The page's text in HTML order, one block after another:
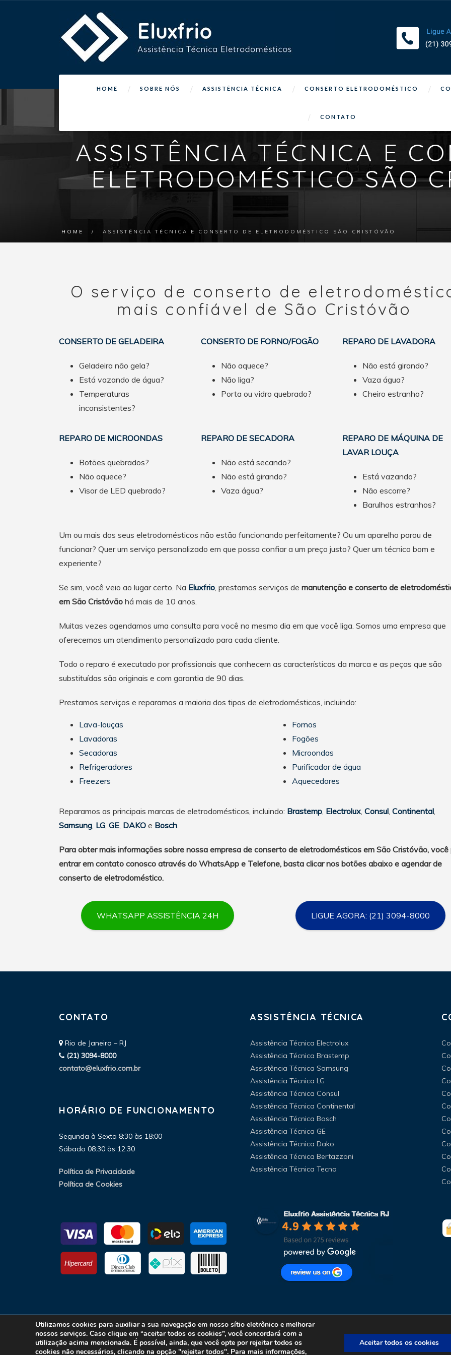
HOME SOBRE NÓS ASSISTÊNCIA TÉCNICA CONSERTO ELETRODOMÉSTICO
CONTATO
ASSISTÊNCIA TÉCNICA E
ELETRODOMÉSTICO SÃO
HOME / ASSISTÊNCIA TÉCNICA E CONSERTO DE ELETRODOMÉSTICO SÃO CRISTÓVÃO
O serviço de conserto de
mais confiável de São Cristóvão
CONSERTO DE GELADEIRA
Geladeira não gela?
Está vazando de água?
Temperaturas
inconsistentes?
CONSERTO DE FORNO/FOGÃO
Não aquece?
Não liga?
Porta ou vidro quebrado?
REPARO DE LAVADORA
Não está girando?
Vaza água?
Cheiro estranho?
REPARO DE MICROONDAS
Botões quebrados?
Não aquece?
Visor de LED quebrado?
REPARO DE SECADORA
Não está secando?
Não está girando?
Vaza água?
REPARO DE MÁQUINA DE
LAVAR LOUÇA
Está vazando?
Não escorre?
Barulhos estranhos?
Um ou mais dos seus eletrodomésticos não estão funcionando perfeitamente? Ou um aparelho parou de
funcionar? Quer um serviço personalizado em que possa confiar a um preço justo? Quer um técnico bom e
experiente?
Se sim, você veio ao lugar certo. Na Eluxfrio, prestamos serviços de manutenção e conserto de
em São Cristóvão há mais de 10 anos.
Muitas vezes agendamos uma consulta para você no mesmo dia em que você liga. Somos uma empresa que
oferecemos um atendimento personalizado para cada cliente.
Todo o reparo é executado por profissionais que conhecem as características da marca e as peças que são
substituídas são originais e com garantia de 90 dias.
Prestamos serviços e reparamos a maioria dos tipos de eletrodomésticos, incluindo:
Lava-louças
Lavadoras
Secadoras
Refrigeradores
Freezers
Fornos
Fogões
Microondas
Purificador de água
Aquecedores
Reparamos as principais marcas de eletrodomésticos, incluindo: Brastemp, Electrolux, Consul, Continental,
Samsung, LG, GE, DAKO e Bosch.
Para obter mais informações sobre nossa empresa de conserto de eletrodomésticos em São Cristóvão, você
entrar em contato conosco através do WhatsApp e Telefone, basta clicar nos botões abaixo e agendar de
conserto de eletrodoméstico.
WHATSAPP ASSISTÊNCIA 24H LIGUE AGORA: (21) 3094-8000
CONTATO
Rio de Janeiro – RJ
(21) 3094-8000
contato@eluxfrio.com.br
HORÁRIO DE FUNCIONAMENTO
Segunda à Sexta 8:30 às 18:00
Sábado 08:30 às 12:30
Política de Privacidade
Política de Cookies
ASSISTÊNCIA TÉCNICA
Assistência Técnica Electrolux
Assistência Técnica Brastemp
Assistência Técnica Samsung
Assistência Técnica LG
Assistência Técnica Consul
Assistência Técnica Continental
Assistência Técnica Bosch
Assistência Técnica GE
Assistência Técnica Dako
Assistência Técnica Bertazzoni
Assistência Técnica Tecno
Copyright © 2025 Eluxfrio.
Utilizamos cookies para auxiliar a sua navegação em nosso sítio eletrônico e melhorar
nossos serviços. Caso clique em “aceitar todos os cookies”, você concordará com a
utilização acima mencionada. É possível, ainda, que você opte por rejeitar todos os
cookies não necessários, clicando na opção "rejeitar todos". Para mais informações,
Aceitar todos os cookies